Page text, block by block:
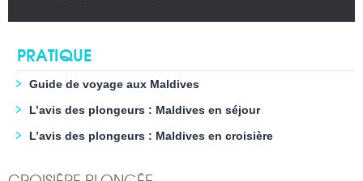
PRATIQUE
Guide de voyage aux Maldives
L’avis des plongeurs : Maldives en séjour
L’avis des plongeurs : Maldives en croisière